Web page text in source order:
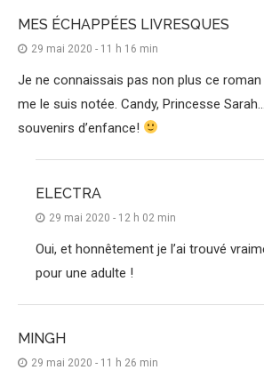
MES ÉCHAPPÉES LIVRESQUES
29 mai 2020 - 11 h 16 min
Je ne connaissais pas non plus ce
me le suis notée. Candy, Princesse
souvenirs d’enfance!
ELECTRA
29 mai 2020 - 12 h 02 min
Oui, et honnêtement je l’ai trouvé
pour une adulte !
MINGH
29 mai 2020 - 11 h 26 min